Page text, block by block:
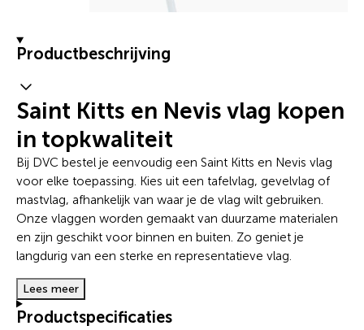
Productbeschrijving
Saint Kitts en Nevis vlag kopen
in topkwaliteit
Bij DVC bestel je eenvoudig een Saint Kitts en Nevis vlag
voor elke toepassing. Kies uit een tafelvlag, gevelvlag of
mastvlag, afhankelijk van waar je de vlag wilt gebruiken.
Onze vlaggen worden gemaakt van duurzame materialen
en zijn geschikt voor binnen en buiten. Zo geniet je
langdurig van een sterke en representatieve vlag.
Lees meer
Productspecificaties